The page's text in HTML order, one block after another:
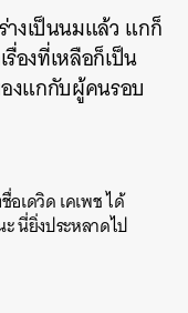
างเป็นนมแล้ว แกก็
องที่เหลือก็เป็น
องแกกับผู้คนรอบ
เดวิด เคเพช ได้
นี่ยิ่งประหลาดไป